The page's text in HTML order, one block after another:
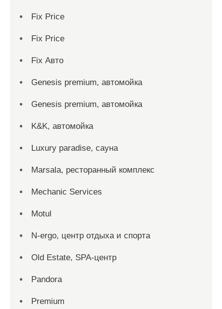
Fix Price
Fix Price
Fix Авто
Genesis premium, автомойка
Genesis premium, автомойка
K&K, автомойка
Luxury paradise, сауна
Marsala, ресторанный комплекс
Mechanic Services
Motul
N-ergo, центр отдыха и спорта
Old Estate, SPA-центр
Pandora
Premium